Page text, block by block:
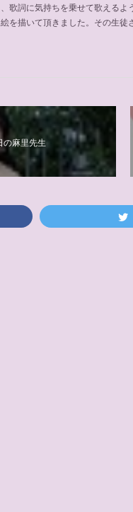
歌詞に気持ちを乗せて歌える
を描いて頂きました。その生
麻里先生